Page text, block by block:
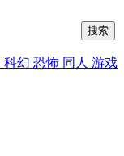
科幻 恐怖 同人 游戏